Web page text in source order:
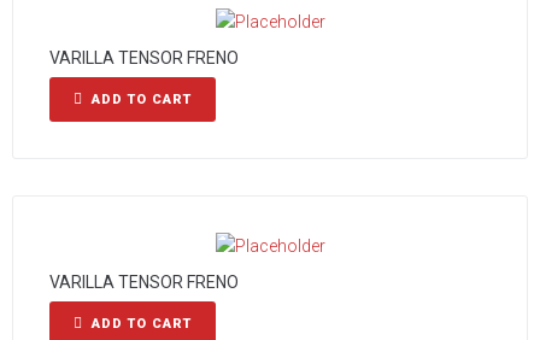
VARILLA TENSOR FRENO
ADD TO CART
VARILLA TENSOR FRENO
ADD TO CART